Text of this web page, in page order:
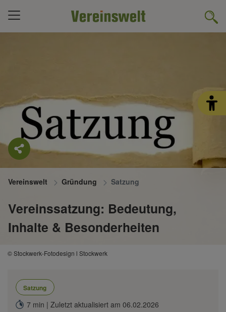
Vereinswelt Gründung Satzung
Vereinssatzung: Bedeutung,
Inhalte & Besonderheiten
© Stockwerk-Fotodesign l Stockwerk
Satzung
7 min | Zuletzt aktualisiert am 06.02.2026